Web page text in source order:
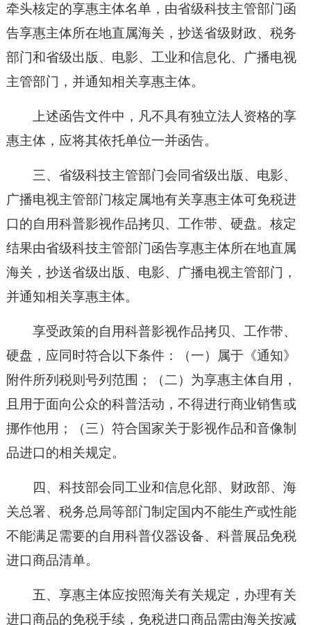
牵头核定的享惠主体名单，由省级科技主管部门函
告享惠主体所在地直属海关，抄送省级财政、税务
部门和省级出版、电影、工业和信息化、广播电视
主管部门，并通知相关享惠主体。
上述函告文件中，凡不具有独立法人资格的享
惠主体，应将其依托单位一并函告。
三、省级科技主管部门会同省级出版、电影、
广播电视主管部门核定属地有关享惠主体可免税进
口的自用科普影视作品拷贝、工作带、硬盘。核定
结果由省级科技主管部门函告享惠主体所在地直属
海关，抄送省级出版、电影、广播电视主管部门，
并通知相关享惠主体。
享受政策的自用科普影视作品拷贝、工作带、
硬盘，应同时符合以下条件：（一）属于《通知》
附件所列税则号列范围；（二）为享惠主体自用，
且用于面向公众的科普活动，不得进行商业销售或
挪作他用；（三）符合国家关于影视作品和音像制
品进口的相关规定。
四、科技部会同工业和信息化部、财政部、海
关总署、税务总局等部门制定国内不能生产或性能
不能满足需要的自用科普仪器设备、科普展品免税
进口商品清单。
五、享惠主体应按照海关有关规定，办理有关
进口商品的免税手续，免税进口商品需由海关按减